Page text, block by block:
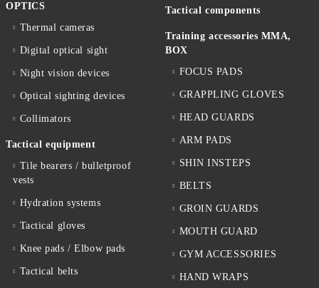
OPTICS
Thermal cameras
Digital optical sight
Night vision devices
Optical sighting devices
Collimators
Tactical equipment
Tile bearers / bulletproof
vests
Hydration systems
Tactical gloves
Knee pads / Elbow pads
Tactical belts
Tactical components
Training accessories MMA,
BOX
FOCUS PADS
GRAPPLING GLOVES
HEAD GUARDS
ARM PADS
SHIN INSTEPS
BELTS
GROIN GUARDS
MOUTH GUARD
GYM ACCESSORIES
HAND WRAPS